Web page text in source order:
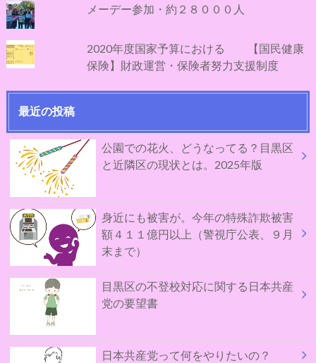
メーデー参加・約２８０００人
2020年度国家予算における 【国民健康
保険】財政運営・保険者努力支援制度
最近の投稿
公園での花火、どうなってる？目黒区
と近隣区の現状とは。2025年版
身近にも被害が。今年の特殊詐欺被害
額４１１億円以上（警視庁公表、９月
末まで）
目黒区の不登校対応に関する日本共産
党の要望書
日本共産党って何をやりたいの？